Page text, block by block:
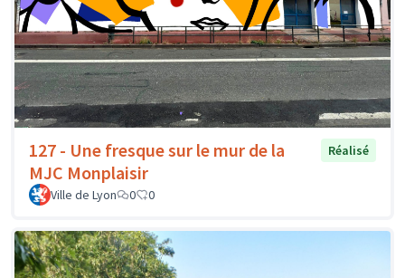
127 - Une fresque sur le mur de la
MJC Monplaisir
Réalisé
Ville de Lyon 0 0